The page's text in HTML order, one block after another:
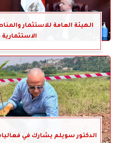
الهيئة العامة للاستثمار
الاستثمارية
الدكتور سويلم يشارك في